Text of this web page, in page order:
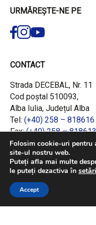
URMĂREȘTE-NE PE
CONTACT
Strada DECEBAL, Nr. 11
Cod poștal 510093,
Alba Iulia, Județul Alba
Tel: (+40) 258 – 818616
Fax:(+40) 258 – 818613
Email:
LINK-URI RAPIDE
Consiliul European
Jurnalul Oficial al
Folosim cookie-uri pentru
site-ul nostru web.
Puteți afla mai multe
le puteți dezactiva în setări
Accept